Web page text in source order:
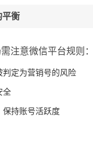
平衡
注意微信平台规则：
定为营销号的风险
全
保持账号活跃度